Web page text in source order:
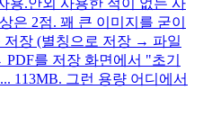
은 2점. 꽤 큰 이미지를 굳이
저장 (별칭으로 저장 → 파일
를 저장 화면에서 "초기
113MB. 그런 용량 어디에서